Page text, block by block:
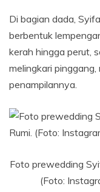
Di bagian dada,
berbentuk
kerah hingga perut,
melingkari
penampilannya.
Foto prewedding
(Foto: